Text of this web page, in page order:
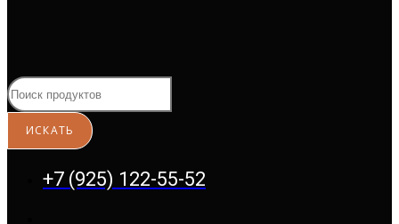
+7 (925) 122-55-52